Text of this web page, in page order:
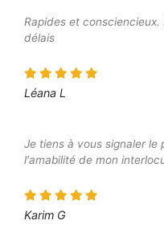
Rapides et
délais
Léana L
Je tiens à vous signaler le
l'amabilité de mon
Karim G